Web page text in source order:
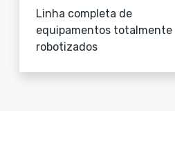
Linha completa de
equipamentos totalmente
robotizados